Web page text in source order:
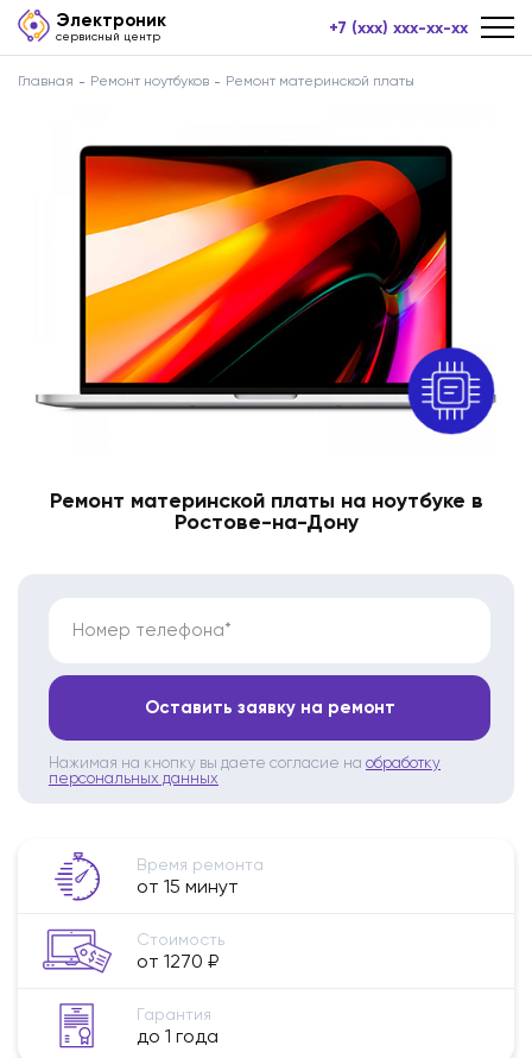
Электроник
сервисный центр +7 (xxx) xxx-xx-xx
Главная Ремонт ноутбуков Ремонт материнской платы
Ремонт материнской платы на ноутбуке в
Ростове-на-Дону
Номер телефона*
Оставить заявку на ремонт
Нажимая на кнопку вы даете согласие на обработку
персональных данных
Время ремонта
от 15 минут
Стоимость
от 1270 ₽
Гарантия
до 1 года